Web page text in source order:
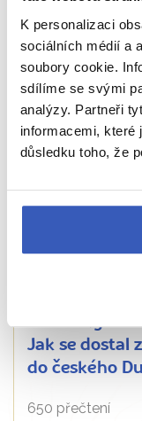
K personalizaci
sociálních médií a
soubory cookie.
sdílíme se svými
analýzy. Partneři
informacemi,
důsledku toho, že
Bologni: od
po
505 přečtení
Benátský lev
Jak se dostal
do českého
650 přečtení